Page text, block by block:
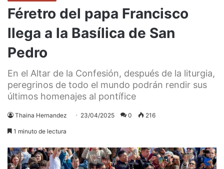
Féretro del papa Francisco
llega a la Basílica de San
Pedro
En el Altar de la Confesión, después de la liturgia,
peregrinos de todo el mundo podrán rendir sus
últimos homenajes al pontífice
Thaina Hernandez 23/04/2025 0 216
1 minuto de lectura